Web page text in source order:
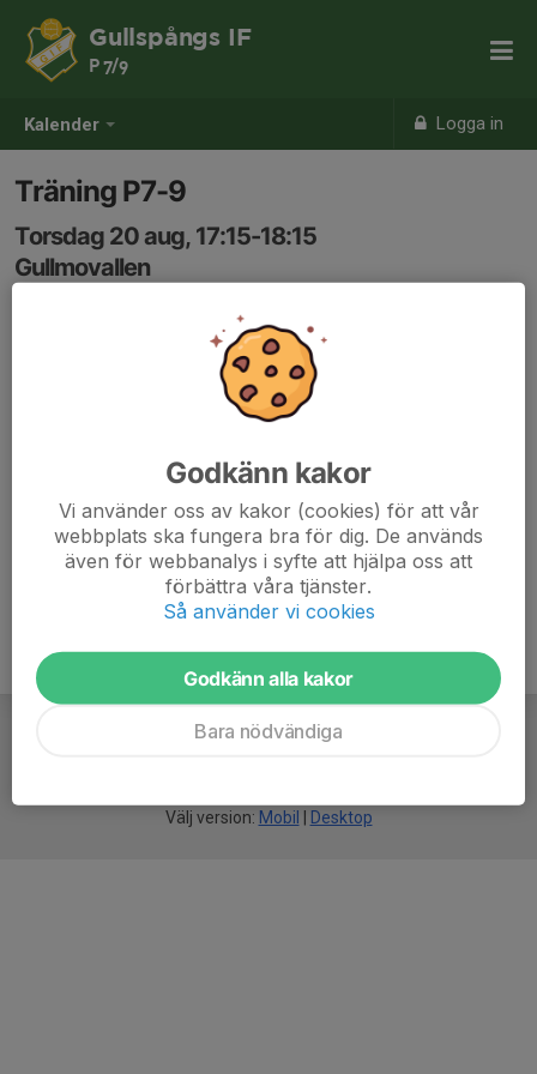
Kalender Logga in
Gullspångs IF
P 7/9
Träning P7-9
Torsdag 20 aug, 17:15-18:15
Gullmovallen
Välj version: Mobil Desktop
Godkänn kakor
Vi använder oss av kakor (cookies) för att vår
webbplats ska fungera bra för dig. De används
även för webbanalys i syfte att hjälpa oss att
förbättra våra tjänster.
Så använder vi cookies
Godkänn alla kakor
Bara nödvändiga